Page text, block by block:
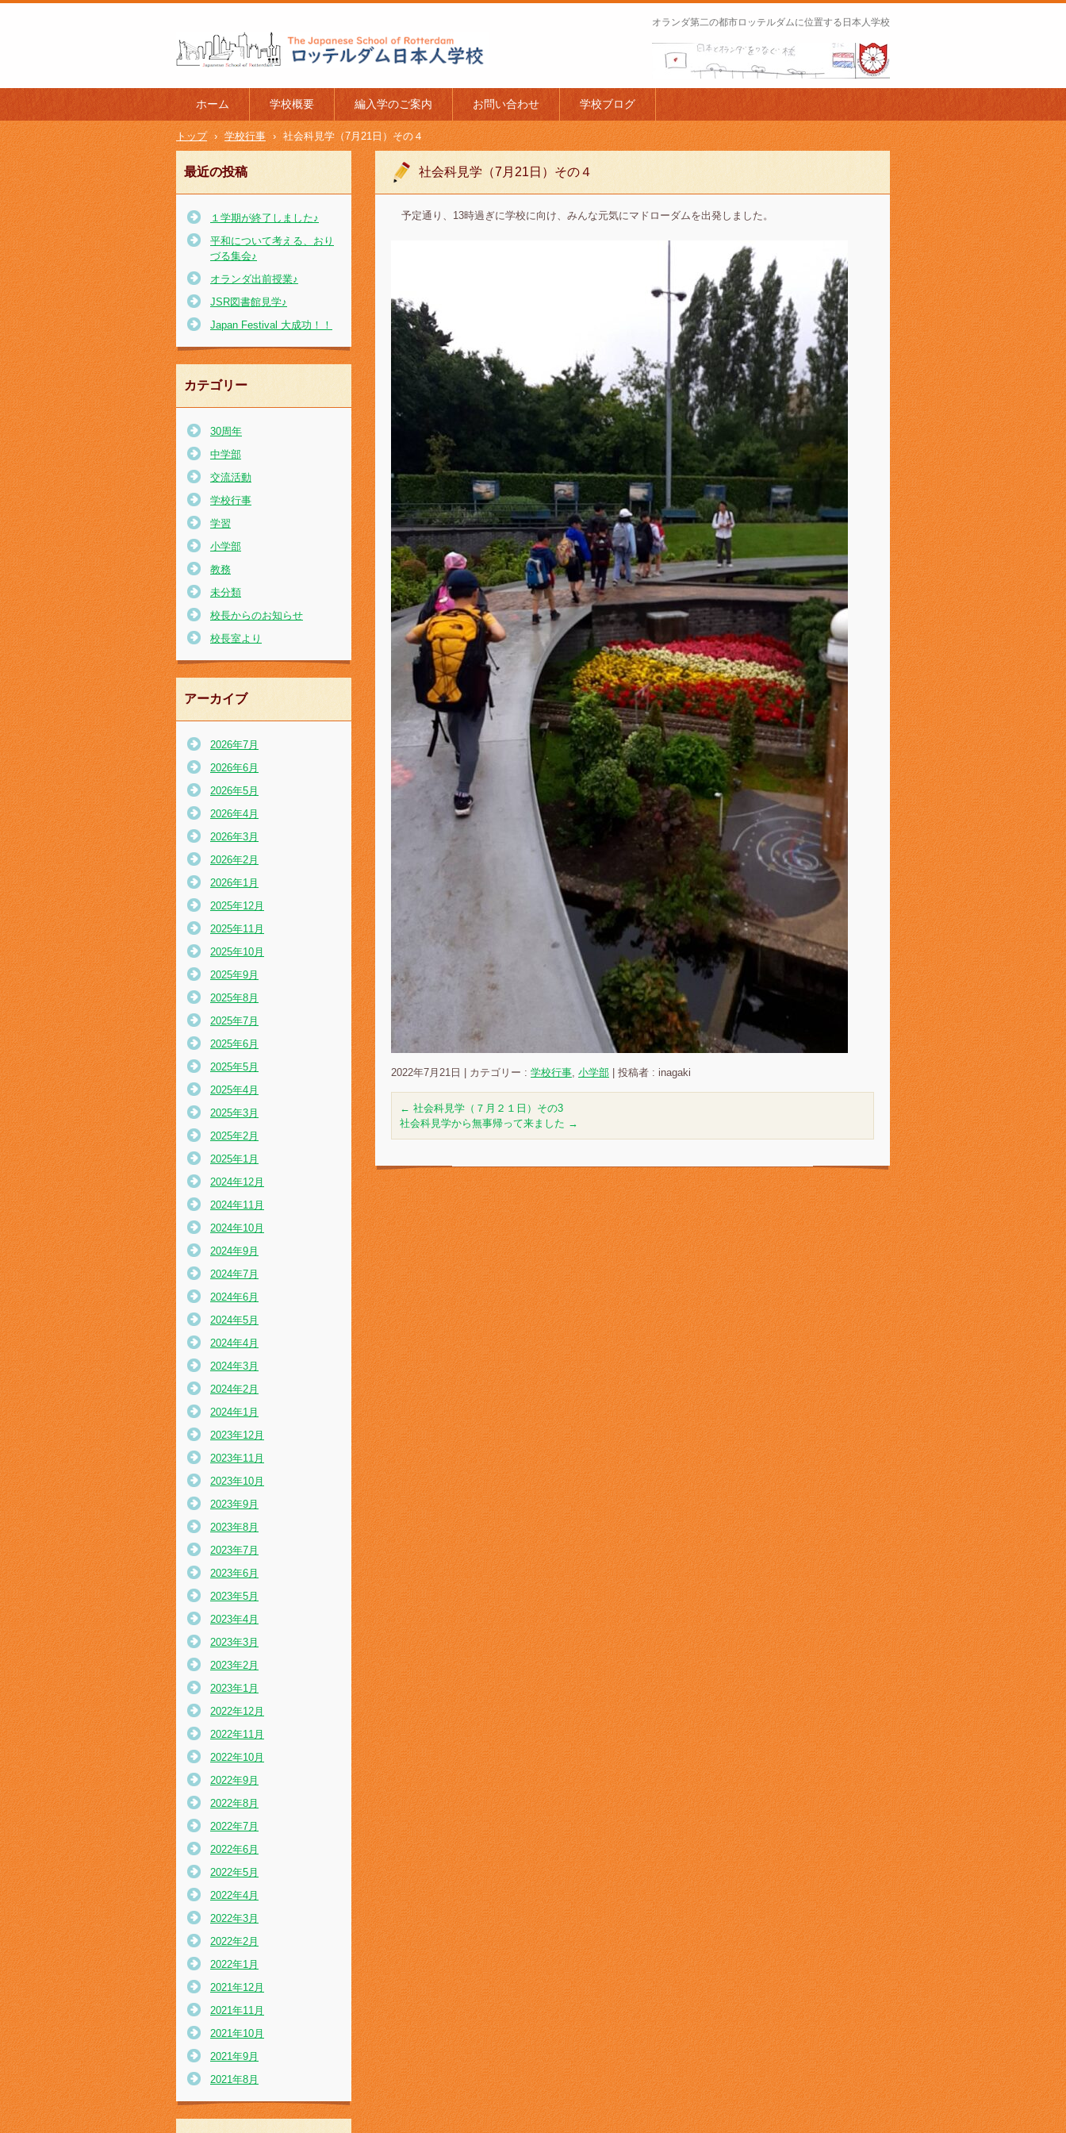
l of Rotterdam
オランダ第二の都市ロッテルダムに位置する日本人学校
ホーム 学校概要 編入学のご案内 お問い合わせ 学校ブログ
トップ › 学校行事 › 社会科見学（7月21日）その４
社会科見学（7月21日）その４
予定通り、13時過ぎに学校に向け、みんな元気にマドローダムを出発しました。
2022年7月21日 | カテゴリー : 学校行事 小学部 | 投稿者 : inagaki
← 社会科見学（７月２１日）その3
社会科見学から無事帰って来ました →
最近の投稿
１学期が終了しました♪
平和について考える、おり
づる集会♪
オランダ出前授業♪
JSR図書館見学♪
Japan Festival 大成功！！
カテゴリー
30周年
中学部
交流活動
学校行事
学習
小学部
教務
未分類
校長からのお知らせ
校長室より
アーカイブ
2026年7月
2026年6月
2026年5月
2026年4月
2026年3月
2026年2月
2026年1月
2025年12月
2025年11月
2025年10月
2025年9月
2025年8月
2025年7月
2025年6月
2025年5月
2025年4月
2025年3月
2025年2月
2025年1月
2024年12月
2024年11月
2024年10月
2024年9月
2024年7月
2024年6月
2024年5月
2024年4月
2024年3月
2024年2月
2024年1月
2023年12月
2023年11月
2023年10月
2023年9月
2023年8月
2023年7月
2023年6月
2023年5月
2023年4月
2023年3月
2023年2月
2023年1月
2022年12月
2022年11月
2022年10月
2022年9月
2022年8月
2022年7月
2022年6月
2022年5月
2022年4月
2022年3月
2022年2月
2022年1月
2021年12月
2021年11月
2021年10月
2021年9月
2021年8月